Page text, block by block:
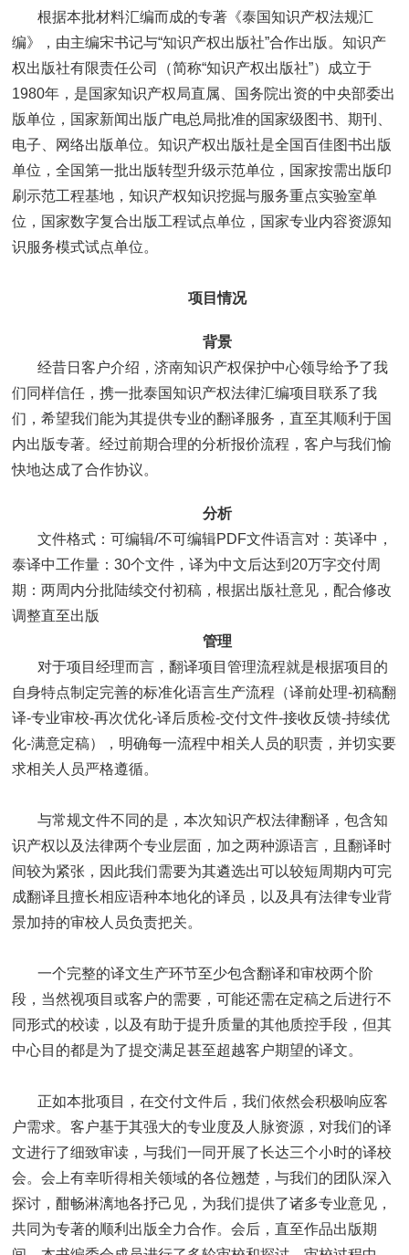
根据本批材料汇编而成的专著《泰国知识产权法规汇
编》，由主编宋书记与“知识产权出版社”合作出版。知识产
权出版社有限责任公司（简称“知识产权出版社”）成立于
1980年，是国家知识产权局直属、国务院出资的中央部委出
版单位，国家新闻出版广电总局批准的国家级图书、期刊、
电子、网络出版单位。知识产权出版社是全国百佳图书出版
单位，全国第一批出版转型升级示范单位，国家按需出版印
刷示范工程基地，知识产权知识挖掘与服务重点实验室单
位，国家数字复合出版工程试点单位，国家专业内容资源知
识服务模式试点单位。
项目情况
背景
经昔日客户介绍，济南知识产权保护中心领导给予了我
们同样信任，携一批泰国知识产权法律汇编项目联系了我
们，希望我们能为其提供专业的翻译服务，直至其顺利于国
内出版专著。经过前期合理的分析报价流程，客户与我们愉
快地达成了合作协议。
分析
文件格式：可编辑/不可编辑PDF文件语言对：英译中，
泰译中工作量：30个文件，译为中文后达到20万字交付周
期：两周内分批陆续交付初稿，根据出版社意见，配合修改
调整直至出版
管理
对于项目经理而言，翻译项目管理流程就是根据项目的
自身特点制定完善的标准化语言生产流程（译前处理-初稿翻
译-专业审校-再次优化-译后质检-交付文件-接收反馈-持续优
化-满意定稿），明确每一流程中相关人员的职责，并切实要
求相关人员严格遵循。
与常规文件不同的是，本次知识产权法律翻译，包含知
识产权以及法律两个专业层面，加之两种源语言，且翻译时
间较为紧张，因此我们需要为其遴选出可以较短周期内可完
成翻译且擅长相应语种本地化的译员，以及具有法律专业背
景加持的审校人员负责把关。
一个完整的译文生产环节至少包含翻译和审校两个阶
段，当然视项目或客户的需要，可能还需在定稿之后进行不
同形式的校读，以及有助于提升质量的其他质控手段，但其
中心目的都是为了提交满足甚至超越客户期望的译文。
正如本批项目，在交付文件后，我们依然会积极响应客
户需求。客户基于其强大的专业度及人脉资源，对我们的译
文进行了细致审读，与我们一同开展了长达三个小时的译校
会。会上有幸听得相关领域的各位翘楚，与我们的团队深入
探讨，酣畅淋漓地各抒己见，为我们提供了诸多专业意见，
共同为专著的顺利出版全力合作。会后，直至作品出版期